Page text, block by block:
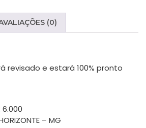
(0)
revisado e estará 100% pronto
6.000
– MG